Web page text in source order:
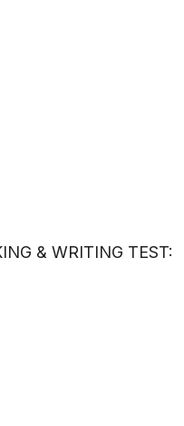
& WRITING TEST: